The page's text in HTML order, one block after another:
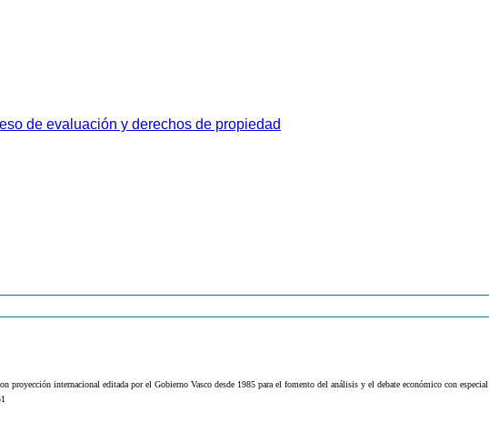
de evaluación y derechos de propiedad
proyección internacional editada por el Gobierno Vasco desde 1985 para el fomento del análisis y el debate económico con